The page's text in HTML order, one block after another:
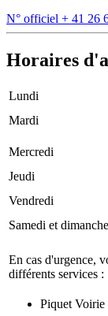
N° officiel + 41 26
Horaires
Lundi
Mardi
Mercredi
Jeudi
Vendredi
Samedi et dimanche
En cas d'urgence,
différents services :
Piquet Voirie